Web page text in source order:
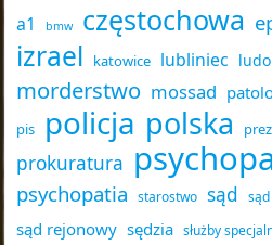
a1 bmw częstochowa
izrael katowice lubliniec
morderstwo mossad
pis policja polska
prokuratura
psychopatia
starostwo sąd
sąd rejonowy sędzia służby